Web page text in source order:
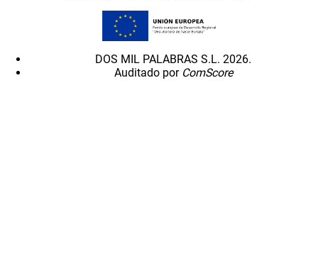
DOS MIL PALABRAS S.L. 2026.
Auditado por ComScore